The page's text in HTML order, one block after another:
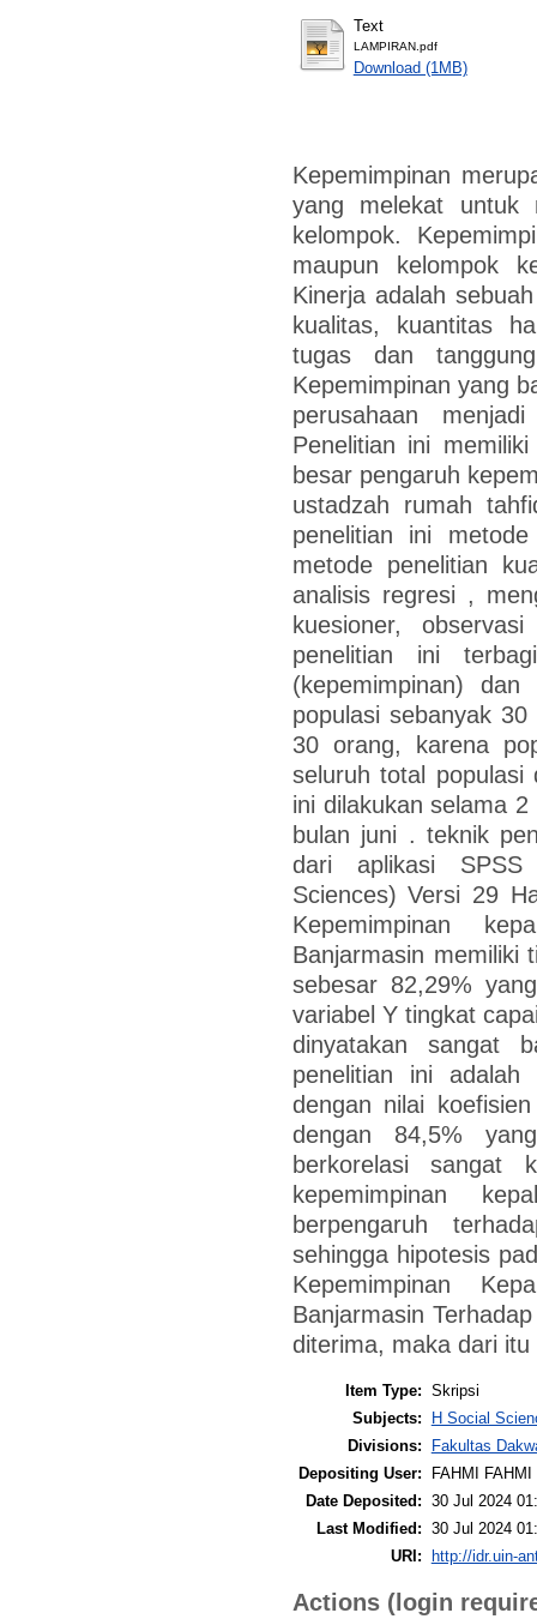
Text
LAMPIRAN.pdf
Download (1MB)
Kepemimpinan
yang melekat untuk
kelompok.
maupun kelompok
Kinerja adalah
kualitas, kuantitas
tugas dan
Kepemimpinan yang
perusahaan
Penelitian ini
besar pengaruh
ustadzah rumah
penelitian ini
metode penelitian
analisis regresi ,
kuesioner,
penelitian ini
(kepemimpinan)
populasi sebanyak
30 orang, karena
seluruh total populasi
ini dilakukan selama
bulan juni . teknik
dari aplikasi
Sciences) Versi 29
Kepemimpinan
Banjarmasin memiliki
sebesar 82,29%
variabel Y tingkat
dinyatakan sangat
penelitian ini
dengan nilai
dengan 84,5%
berkorelasi sangat
kepemimpinan
berpengaruh
sehingga hipotesis
Kepemimpinan
Banjarmasin
diterima, maka dari
Item Type: Skripsi
Subjects:
H Social
Divisions:
Fakultas
Depositing User:
FAHMI FAHMI
Date Deposited: 30 Jul 2024
Last Modified: 30 Jul 2024
URI: http://idr.uin-
Actions (login